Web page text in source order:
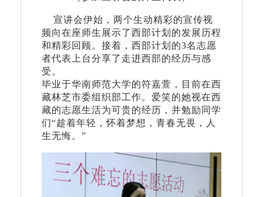
宣讲会伊始，两个生动精彩的宣传视
频向在座师生展示了西部计划的发展历程
和精彩回顾。接着，西部计划的3名志愿
者代表上台分享了走进西部的经历与感
受。
毕业于华南师范大学的符嘉萱，目前在西
藏林芝市委组织部工作。爱笑的她视在西
藏的志愿生活为可贵的经历，并勉励同学
们“趁着年轻，怀着梦想，青春无畏，人
生无悔。”